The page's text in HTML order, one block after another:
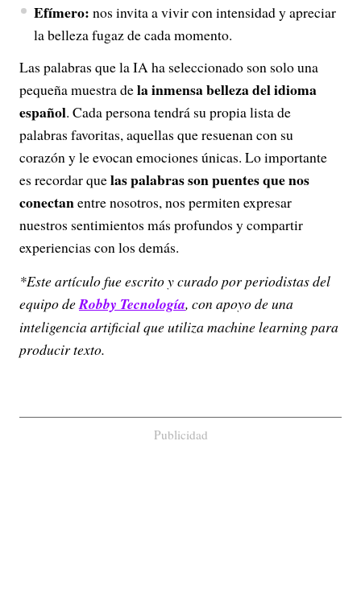
Efímero: nos invita a vivir con intensidad y apreciar
la belleza fugaz de cada momento.
Las palabras que la IA ha seleccionado son solo una
pequeña muestra dela inmensa belleza del idioma
español. Cada persona tendrá su propia lista de
palabras favoritas, aquellas que resuenan con su
corazón y le evocan emociones únicas. Lo importante
es recordar quelas palabras son puentes que nos
conectanentre nosotros, nos permiten expresar
nuestros sentimientos más profundos y compartir
experiencias con los demás.
*Este artículo fue escrito y curado por periodistas del
equipo deRobby Tecnología, con apoyo de una
inteligencia artificial que utiliza machine learning para
producir texto.
Publicidad